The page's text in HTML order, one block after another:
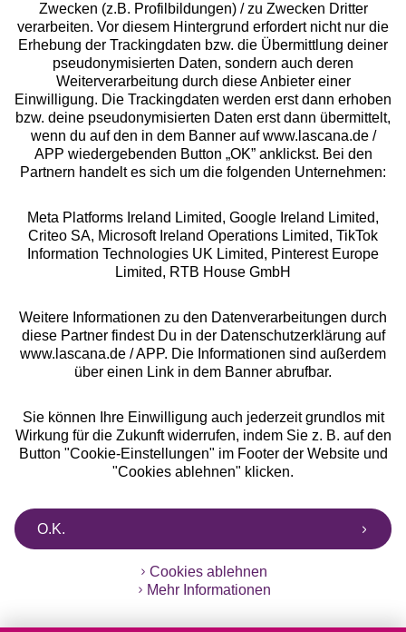
Beratung
Über uns
Rechtliches
Alle Preise inkl. MwSt., zzgl.
Versandkosten
** Bonität vorausgesetzt, berechtigt zur Bonitätsprüfung
Zwecken (z.B. Profilbildungen) / zu Zwecken Dritter
verarbeiten. Vor diesem Hintergrund erfordert nicht nur die
Erhebung der Trackingdaten bzw. die Übermittlung deiner
pseudonymisierten Daten, sondern auch deren
Weiterverarbeitung durch diese Anbieter einer
Einwilligung. Die Trackingdaten werden erst dann erhoben
bzw. deine pseudonymisierten Daten erst dann übermittelt,
wenn du auf den in dem Banner auf www.lascana.de /
APP wiedergebenden Button „OK” anklickst. Bei den
Partnern handelt es sich um die folgenden Unternehmen:
Meta Platforms Ireland Limited, Google Ireland Limited,
Criteo SA, Microsoft Ireland Operations Limited, TikTok
Information Technologies UK Limited, Pinterest Europe
Limited, RTB House GmbH
Weitere Informationen zu den Datenverarbeitungen durch
diese Partner findest Du in der Datenschutzerklärung auf
www.lascana.de / APP. Die Informationen sind außerdem
über einen Link in dem Banner abrufbar.
Sie können Ihre Einwilligung auch jederzeit grundlos mit
Wirkung für die Zukunft widerrufen, indem Sie z. B. auf den
Button "Cookie-Einstellungen" im Footer der Website und
"Cookies ablehnen" klicken.
O.K.
Cookies ablehnen
Mehr Informationen